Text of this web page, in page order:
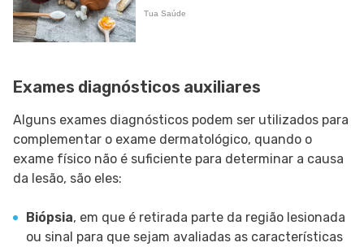
Exames diagnósticos auxiliares
Alguns exames diagnósticos podem ser utilizados para
complementar o exame dermatológico, quando o
exame físico não é suficiente para determinar a causa
da lesão, são eles:
Biópsia, em que é retirada parte da região lesionada
ou sinal para que sejam avaliadas as características